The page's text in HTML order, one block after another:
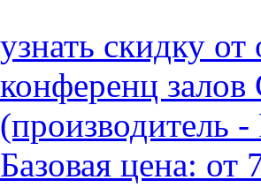
узнать скидку от
конференц залов
(производитель -
Базовая цена: от